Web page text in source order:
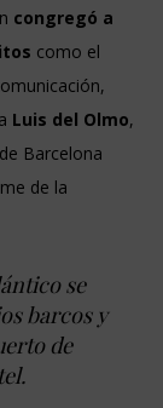
congregó a
como el
Luis del Olmo,
Barcelona
de la
se
barcos y
de